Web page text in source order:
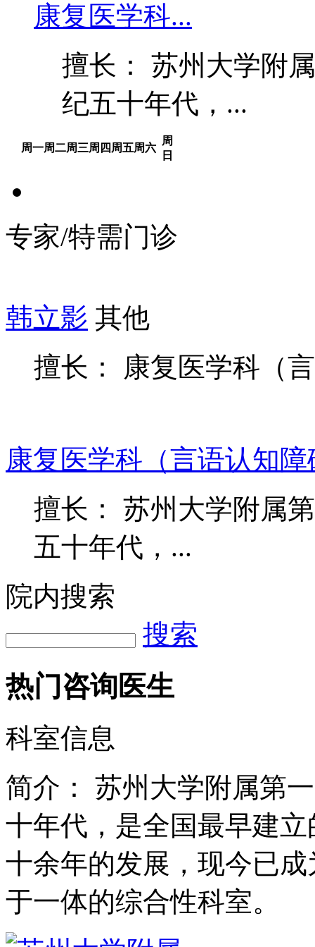
康复医学科...
擅长： 苏州大学附
纪五十年代，...
周一周二周三周四 周五周六
周
日
专家/特需门诊
韩立影 其他
擅长： 康复医学科（
康复医学科（言语认知
擅长： 苏州大学附属
五十年代，...
院内搜索
搜索
热门咨询医生
科室信息
简介：
苏州大学附属第
十年代，是全国最早建
十余年的发展，现今已
于一体的综合性科室。